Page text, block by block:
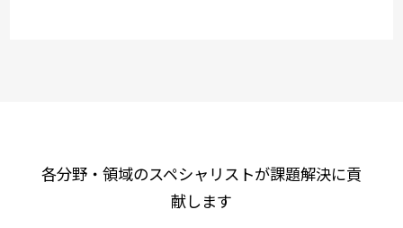
各分野・領域のスペシャリストが課題解決に貢
献します